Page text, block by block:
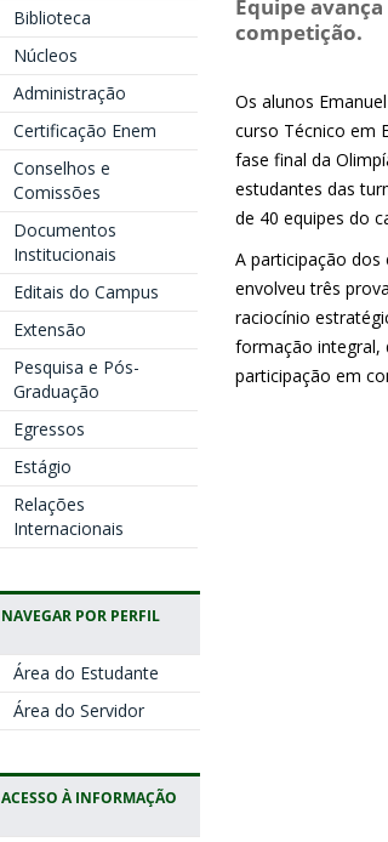
Biblioteca
Núcleos
Administração
Certificação Enem
Conselhos e
Comissões
Documentos
Institucionais
Editais do Campus
Extensão
Pesquisa e Pós-
Graduação
Egressos
Estágio
Relações
Internacionais
NAVEGAR POR PERFIL
Área do Estudante
Área do Servidor
ACESSO À INFORMAÇÃO
Equipe
competição.
Os alunos
curso Técnico em
fase final da
estudantes das
de 40 equipes do
A participação dos
envolveu três
raciocínio
formação integral,
participação em